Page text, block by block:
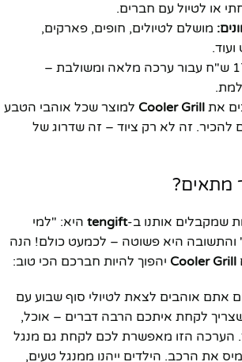
או לטיול עם חברים.
מושלם לטיולים, חופים, פארקים,
רק 179 ש"ח עבור ערכה מלאה ומשולבת –
את Cooler Grill למוצר שכל אוהבי הטבע
להכיר. זה לא רק ציוד – זה שדרוג של
מתאים?
שמקבלים אותנו ב-tengift היא: "למי
היא פשוטה – לכמעט כולם! הנה
Cooler Grill יהפוך להיות חברכם הכי טוב:
אתם אוהבים לצאת לטיולי סוף שבוע עם
לקחת איתכם הרבה דברים – אוכל,
הערכה הזו מאפשרת לכם לקחת גם מנגל
את הרכב. הילדים ייהנו ממנגל טעים,